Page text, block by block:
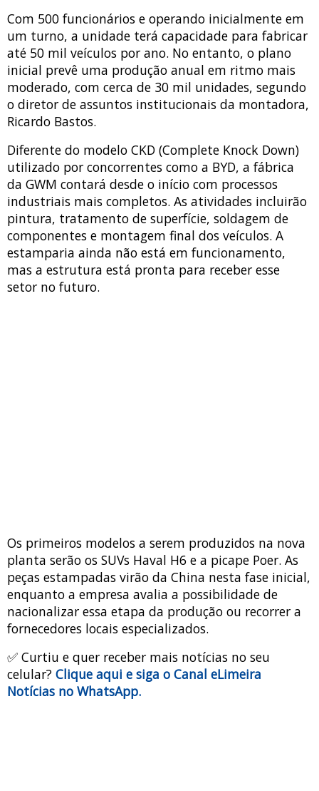
Com 500 funcionários e operando inicialmente em
um turno, a unidade terá capacidade para fabricar
até 50 mil veículos por ano. No entanto, o plano
inicial prevê uma produção anual em ritmo mais
moderado, com cerca de 30 mil unidades, segundo
o diretor de assuntos institucionais da montadora,
Ricardo Bastos.
Diferente do modelo CKD (Complete Knock Down)
utilizado por concorrentes como a BYD, a fábrica
da GWM contará desde o início com processos
industriais mais completos. As atividades incluirão
pintura, tratamento de superfície, soldagem de
componentes e montagem final dos veículos. A
estamparia ainda não está em funcionamento,
mas a estrutura está pronta para receber esse
setor no futuro.
Os primeiros modelos a serem produzidos na nova
planta serão os SUVs Haval H6 e a picape Poer. As
peças estampadas virão da China nesta fase inicial,
enquanto a empresa avalia a possibilidade de
nacionalizar essa etapa da produção ou recorrer a
fornecedores locais especializados.
✅ Curtiu e quer receber mais notícias no seu
celular? Clique aqui e siga o Canal eLimeira
Notícias no WhatsApp.